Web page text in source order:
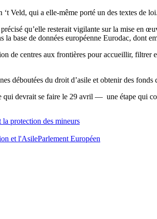
‘t Veld, qui a elle-même porté un des textes de
qu’elle resterait vigilante sur la mise en
la base de données européenne Eurodac, dont
de centres aux frontières pour accueillir, filtrer
déboutées du droit d’asile et obtenir des
qui devrait se faire le 29 avril — une étape qui
protection des mineurs
et l'AsileParlement Européen